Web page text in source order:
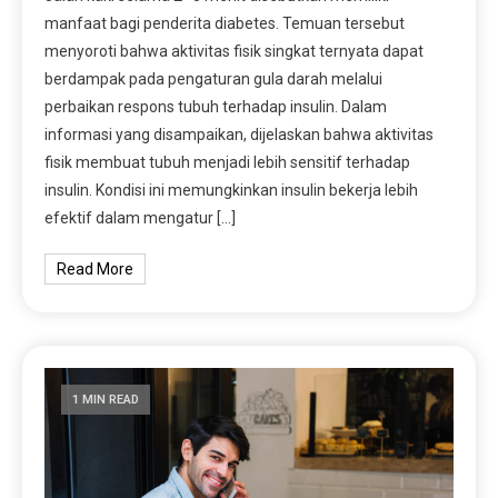
manfaat bagi penderita diabetes. Temuan tersebut
menyoroti bahwa aktivitas fisik singkat ternyata dapat
berdampak pada pengaturan gula darah melalui
perbaikan respons tubuh terhadap insulin. Dalam
informasi yang disampaikan, dijelaskan bahwa aktivitas
fisik membuat tubuh menjadi lebih sensitif terhadap
insulin. Kondisi ini memungkinkan insulin bekerja lebih
efektif dalam mengatur […]
Read More
1 MIN READ